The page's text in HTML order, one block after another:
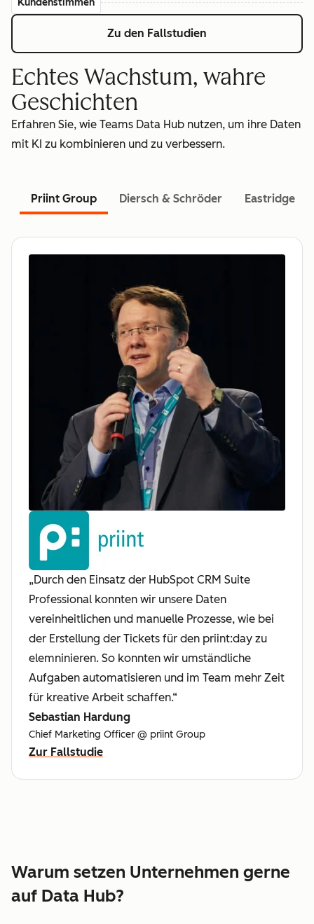
Zu den Fallstudien
Echtes Wachstum, wahre
Geschichten
Erfahren Sie, wie Teams Data Hub nutzen, um ihre Daten
mit KI zu kombinieren und zu verbessern.
Priint Group Diersch & Schröder Eastridge
„Durch den Einsatz der HubSpot CRM Suite
Professional konnten wir unsere Daten
vereinheitlichen und manuelle Prozesse, wie bei
der Erstellung der Tickets für den priint:day zu
elemninieren. So konnten wir umständliche
Aufgaben automatisieren und im Team mehr Zeit
für kreative Arbeit schaffen.“
Sebastian Hardung
Chief Marketing Officer @ priint Group
Zur Fallstudie
Warum setzen Unternehmen gerne
auf Data Hub?